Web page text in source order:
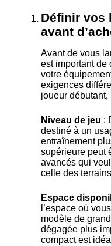
Définir vos
avant
Avant de vous
est important de
votre
exigences
joueur
Niveau de jeu :
destiné à un
entraînement
supérieure peut
avancés qui
celle des
Espace
l’espace où
modèle de
dégagée plus
compact est